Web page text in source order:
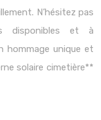
N’hésitez pas
disponibles et à
hommage unique et
solaire cimetière**